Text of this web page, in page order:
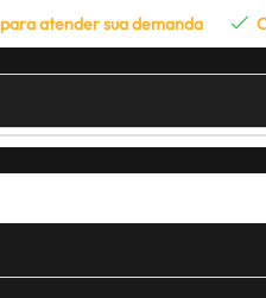
para atender sua demanda